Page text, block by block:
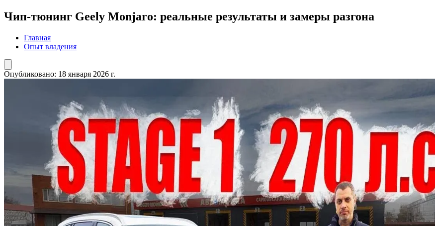
Чип-тюнинг Geely Monjaro: реальные результаты и замеры разгона
Главная
Опыт владения
Опубликовано: 18 января 2026 г.